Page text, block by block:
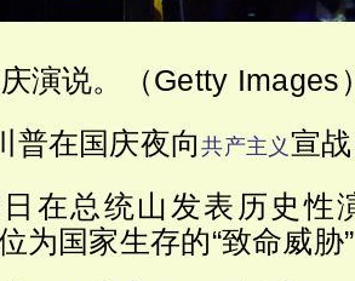
演说。（Getty Images
普在国庆夜向共产主义 宣
在总统山发表历史性
为国家生存的“致命威胁